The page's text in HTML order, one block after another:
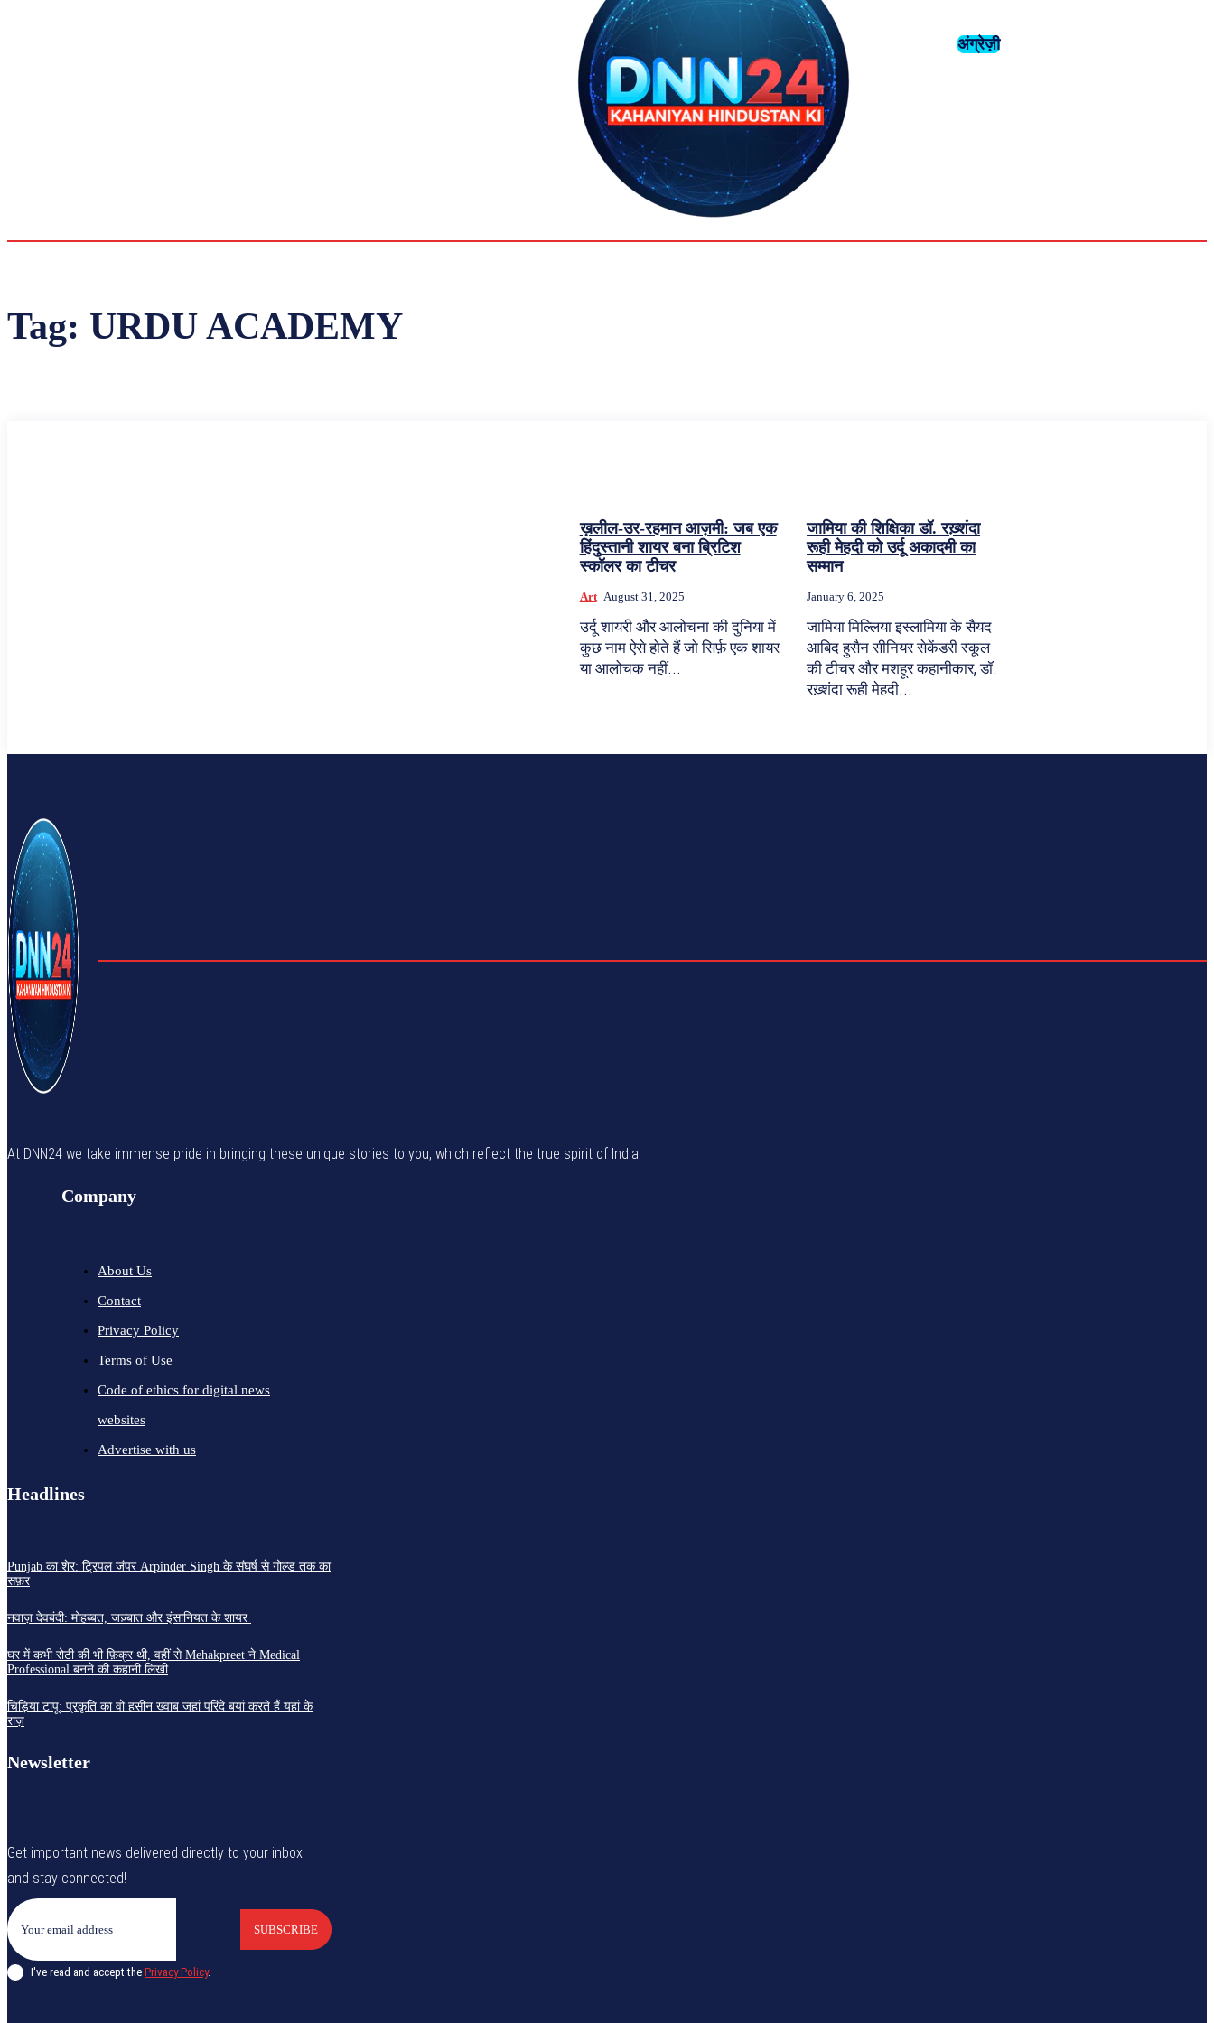
अंग्रेज़ी
Tag: URDU ACADEMY
ख़लील-उर-रहमान आज़मी: जब एक
हिंदुस्तानी शायर बना ब्रिटिश
स्कॉलर का टीचर
Art August 31, 2025
उर्दू शायरी और आलोचना की दुनिया में
कुछ नाम ऐसे होते हैं जो सिर्फ़ एक शायर
या आलोचक नहीं...
जामिया की शिक्षिका डॉ. रख़्शंदा
रूही मेहदी को उर्दू अकादमी का
सम्मान
January 6, 2025
जामिया मिल्लिया इस्लामिया के सैयद
आबिद हुसैन सीनियर सेकेंडरी स्कूल
की टीचर और मशहूर कहानीकार, डॉ.
रख़्शंदा रूही मेहदी...
At DNN24 we take immense pride in bringing these unique stories to you, which reflect the true spirit of India.
Company
About Us
Contact
Privacy Policy
Terms of Use
Code of ethics for digital news
websites
Advertise with us
Headlines
Punjab का शेर: ट्रिपल जंपर Arpinder Singh के संघर्ष से गोल्ड तक का
सफ़र
नवाज़ देवबंदी: मोहब्बत, जज़्बात और इंसानियत के शायर
घर में कभी रोटी की भी फ़िक्र थी, वहीं से Mehakpreet ने Medical
Professional बनने की कहानी लिखी
चिड़िया टापू: प्रकृति का वो हसीन ख्वाब जहां परिंदे बयां करते हैं यहां के
राज़
Newsletter
Get important news delivered directly to your inbox
and stay connected!
SUBSCRIBE
I've read and accept the Privacy Policy.